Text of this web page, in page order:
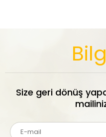
Size geri dönüş